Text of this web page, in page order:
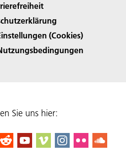
(Cookies)
Sie uns hier: